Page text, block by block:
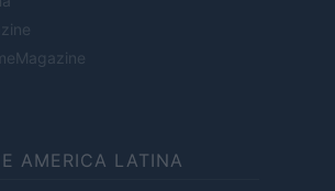
AMERICA LATINA